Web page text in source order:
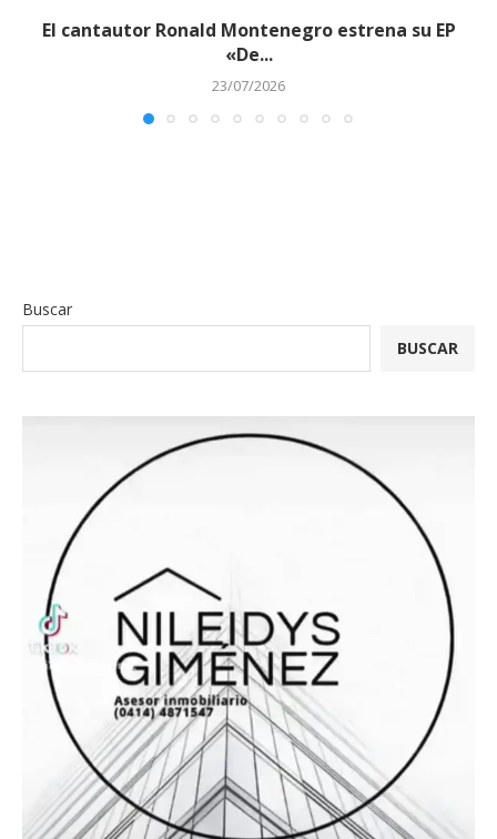
El cantautor Ronald Montenegro estrena su EP
«De...
23/07/2026
Buscar
BUSCAR